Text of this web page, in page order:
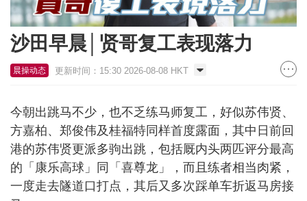
沙田早晨│贤哥复工表现落力
晨操动态 更新时间：15:30 2026-08-08 HKT
今朝出跳马不少，也不乏练马师复工，好似苏伟贤、
方嘉柏、郑俊伟及桂福特同样首度露面，其中日前回
港的苏伟贤更派多驹出跳，包括厩内头两匹评分最高
的「康乐高球」同「喜尊龙」，而且练者相当肉紧，
一度走去隧道口打点，其后又多次踩单车折返马房接